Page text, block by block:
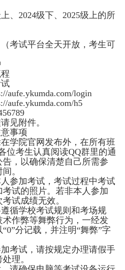
、2024级下、2025级上的所
考试平台全天开放，考生可
aufe.ykumda.com/login
aufe.ykumda.com/h5
见附件。
事项
在学院官网发布外，在所有班
位考生认真阅读QQ群里的通
，以确保清楚自己所需参
。
人参加考试，考试过程中考试
试的照片。若非本人参加
试成绩无效。
遵循学校考试规则和考场规
作弊等舞弊行为，一经发
“0”分记载，并注明“舞弊”字
加考试，请按规定办理请假手
理。